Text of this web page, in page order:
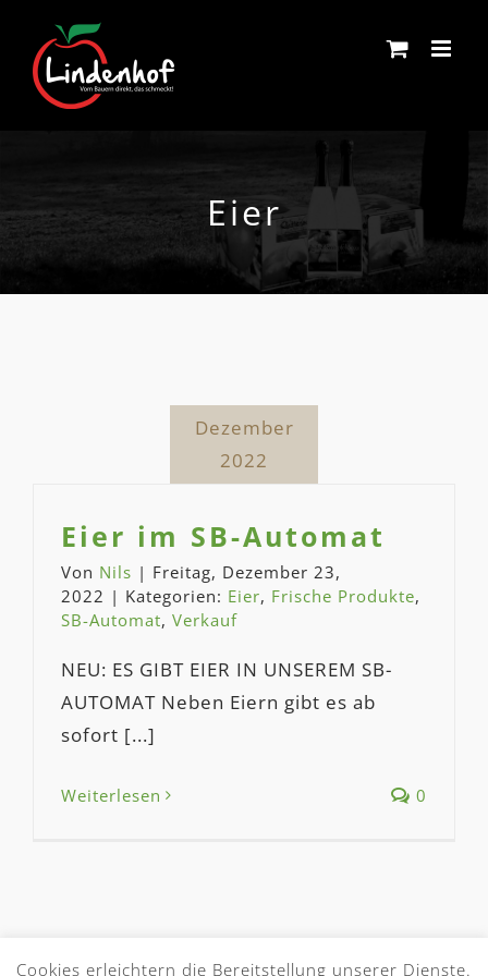
content
Eier
Dezember
2022
Eier im SB-Automat
Von Nils | Freitag, Dezember 23,
2022 | Kategorien: Eier, Frische Produkte,
SB-Automat, Verkauf
NEU: ES GIBT EIER IN UNSEREM SB-
AUTOMAT Neben Eiern gibt es ab
sofort [...]
Weiterlesen 0
Cookies erleichtern die Bereitstellung unserer Dienste.